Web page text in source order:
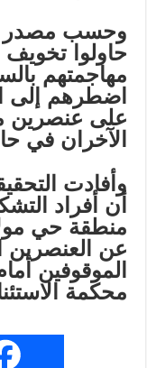
وحسب مصدر
حاولوا
مهاجمتهم
اضطرهم إلى
على عنصرين
الآخران في
وأفادت
أن أفراد
منطقة حي
عن العنصرين
الموقوفين
محكمة